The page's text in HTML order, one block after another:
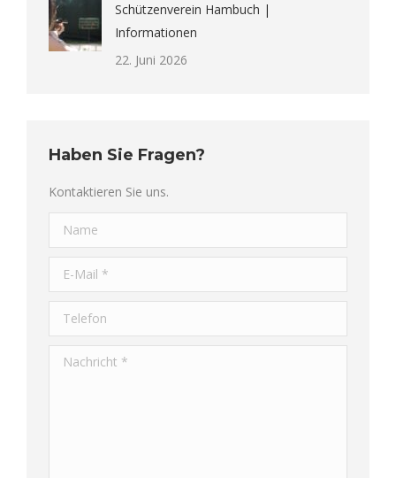
Schützenverein Hambuch |
Informationen
22. Juni 2026
Haben Sie Fragen?
Kontaktieren Sie uns.
Name
E-Mail *
Telefon
Nachricht *